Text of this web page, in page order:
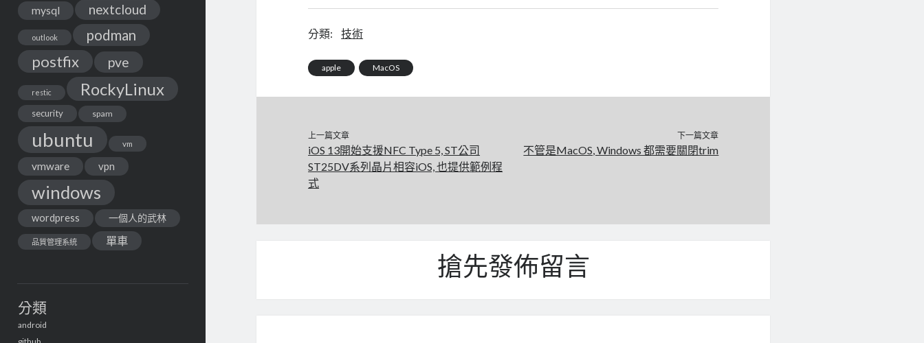
mysql nextcloud
outlook podman
postfix pve
restic RockyLinux
security spam
ubuntu vm
vmware vpn
windows
wordpress 一個人的武林
品質管理系統 單車
分類
android
github
分類: 技術
apple MacOS
上一篇文章
iOS 13開始支援NFC Type 5, ST公司
ST25DV系列晶片相容iOS, 也提供範例程
式
下一篇文章
不管是MacOS, Windows 都需要關閉trim
搶先發佈留言